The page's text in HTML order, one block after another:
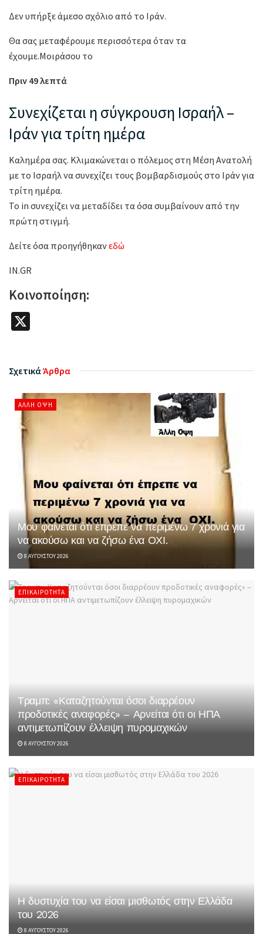
Δεν υπήρξε άμεσο σχόλιο από το Ιράν.
Θα σας μεταφέρουμε περισσότερα όταν τα
έχουμε.Μοιράσου το
Πριν 49 λεπτά
Συνεχίζεται η σύγκρουση Ισραήλ –
Ιράν για τρίτη ημέρα
Καλημέρα σας. Κλιμακώνεται ο πόλεμος στη Μέση Ανατολή
με το Ισραήλ να συνεχίζει τους βομβαρδισμούς στο Ιράν για
τρίτη ημέρα.
Το in συνεχίζει να μεταδίδει τα όσα συμβαίνουν από την
πρώτη στιγμή.
Δείτε όσα προηγήθηκανεδώ
IN.GR
Κοινοποίηση:
ΣχετικάΆρθρα
ΆΛΛΗ ΌΨΗ
Μου φαίνεται ότι έπρεπε να περιμένω 7 χρονιά για
να ακούσω και να ζήσω ένα ΟΧΙ.
8 ΑΥΓΟΎΣΤΟΥ 2026
ΕΠΙΚΑΙΡΌΤΗΤΑ
Τραμπ: «Καταζητούνται όσοι διαρρέουν
προδοτικές αναφορές» – Αρνείται ότι οι ΗΠΑ
αντιμετωπίζουν έλλειψη πυρομαχικών
8 ΑΥΓΟΎΣΤΟΥ 2026
ΕΠΙΚΑΙΡΌΤΗΤΑ
Η δυστυχία του να είσαι μισθωτός στην Ελλάδα
του 2026
8 ΑΥΓΟΎΣΤΟΥ 2026